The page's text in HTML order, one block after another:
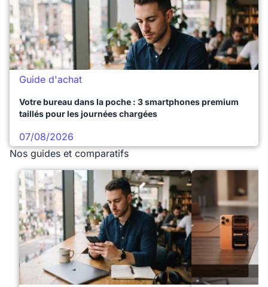
Guide d'achat
Votre bureau dans la poche : 3 smartphones premium
taillés pour les journées chargées
07/08/2026
Nos guides et comparatifs